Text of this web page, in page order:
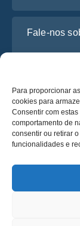
Para proporcionar
cookies para
Consentir com
comportamento de
consentir ou retirar
funcionalidades e
Li e